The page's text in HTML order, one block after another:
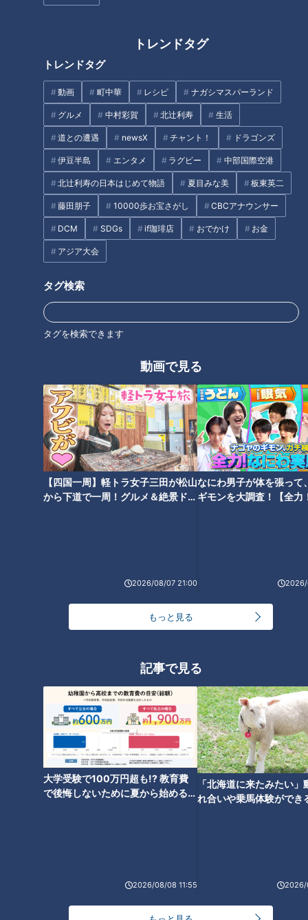
トレンドタグ
トレンドタグ
動画 町中華 レシピ ナガシマスパーランド
グルメ 中村彩賀 北辻利寿 生活
道との遭遇 newsX チャント！ ドラゴンズ
伊豆半島 エンタメ ラグビー 中部国際空港
北辻利寿の日本はじめて物語 夏目みな美 板東英二
藤田朋子 10000歩お宝さがし CBCアナウンサー
DCM SDGs if珈琲店 おでかけ お金
アジア大会
タグ検索
タグを検索できます
動画で見る
【四国一周】軽トラ女子三田が松山
から下道で一周！グルメ＆絶景ドラ
2026/08/07 21:00
なにわ男子が体を張って
ギモンを大調査！【全力
2026/
もっと見る
記事で見る
大学受験で100万円超も!? 教育費
で後悔しないために夏から始めるお
2026/08/08 11:55
「北海道に来たみたい」
れ合いや乗馬体験ができ
2026/
LiSAさん初のセレモニアルピッ
チ！気になり始めた皆様へ贈る
「続・ドラゴンズ入門！」
ね指」に注意
食べなきゃ損する！『新城のひ
つまぶし』をいただきます！
【愛されフード】
夕食後の公園で逆上がり練習！
小1の娘をほめてほしい
家族で京都へ！魚鱗癬の患者と
テレビ定期配信型ドキュメンタ
第５２話
中日OB・中村武志からドラゴン
ズ関係者へ。秘策あります！
タグ
ドキュメンタリー WEB限定
ピエロと呼ばれた息子
番組紹介
ドキュメンタリーやニュース特集をお届けします。
・ディレクターが取材対象に迫った、テレビでは放送していない特
最新話の見逃し配信はこちら
オススメ関連コンテンツ
【次の動画】「私を見て笑う」
【前の動画】外で遊ぶときは皮
み…いろんなものを避けなが